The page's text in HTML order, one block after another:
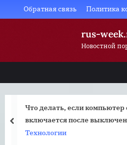
to
Обратная связь Политика
rus-
Новостной
Что делать, если компьютер
включается после
Технологии
prev